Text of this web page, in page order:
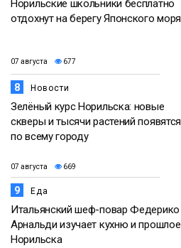
Норильские школьники бесплатно
отдохнут на берегу Японского моря
07 августа 677
8 Новости
Зелёный курс Норильска: новые
скверы и тысячи растений появятся
по всему городу
07 августа 669
9 Еда
Итальянский шеф-повар Федерико
Арнальди изучает кухню и прошлое
Норильска